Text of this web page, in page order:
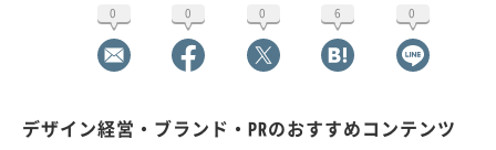
0 0 0 6 0
デザイン経営・ブランド・PRのおすすめコンテンツ